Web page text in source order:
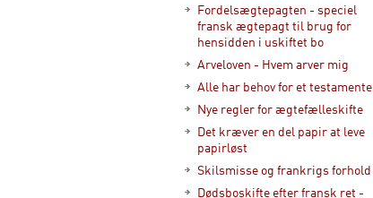
Fordelsægtepagten - speciel
fransk ægtepagt til brug for
hensidden i uskiftet bo
Arveloven - Hvem arver mig
Alle har behov for et testamente
Nye regler for ægtefælleskifte
Det kræver en del papir at leve
papirløst
Skilsmisse og frankrigs forhold
Dødsboskifte efter fransk ret -